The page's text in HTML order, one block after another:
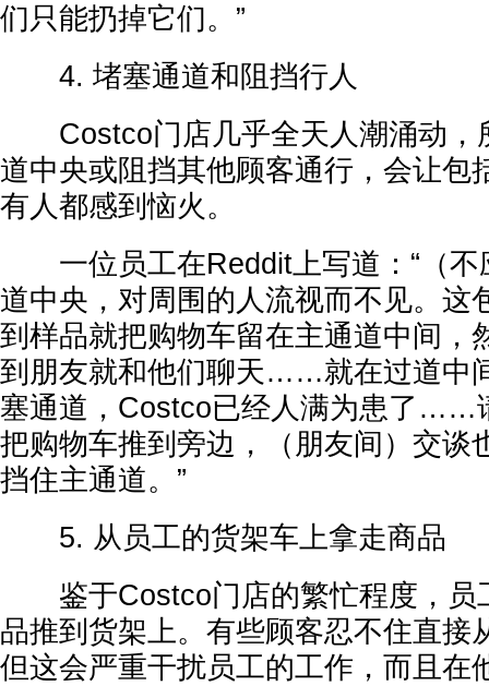
们只能扔掉它们。”
4. 堵塞通道和阻挡行人
Costco门店几乎全天人潮涌动，
道中央或阻挡其他顾客通行，会让包
有人都感到恼火。
一位员工在Reddit上写道：“（不
道中央，对周围的人流视而不见。
到样品就把购物车留在主通道中间
到朋友就和他们聊天……就在过道
塞通道，Costco已经人满为患了……
把购物车推到旁边，（朋友间）交谈
挡住主通道。”
5. 从员工的货架车上拿走商品
鉴于Costco门店的繁忙程度，员
品推到货架上。有些顾客忍不住直接
但这会严重干扰员工的工作，而且在